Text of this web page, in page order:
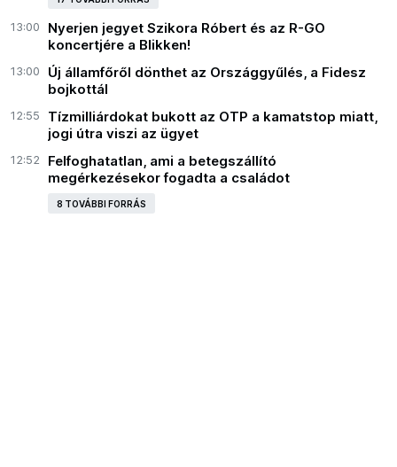
13:00
Nyerjen jegyet Szikora Róbert és az R-GO
koncertjére a Blikken!
13:00
Új államfőről dönthet az Országgyűlés, a Fidesz
bojkottál
12:55
Tízmilliárdokat bukott az OTP a kamatstop miatt,
jogi útra viszi az ügyet
12:52
Felfoghatatlan, ami a betegszállító
megérkezésekor fogadta a családot
8 TOVÁBBI FORRÁS